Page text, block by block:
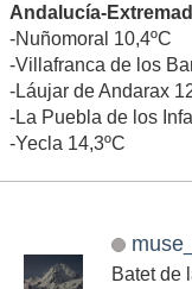
Andalucía-
-Nuñomoral 10,4ºC
-Villafranca de los
-Láujar de Andarax
-La Puebla de los
-Yecla 14,3ºC
Batet de